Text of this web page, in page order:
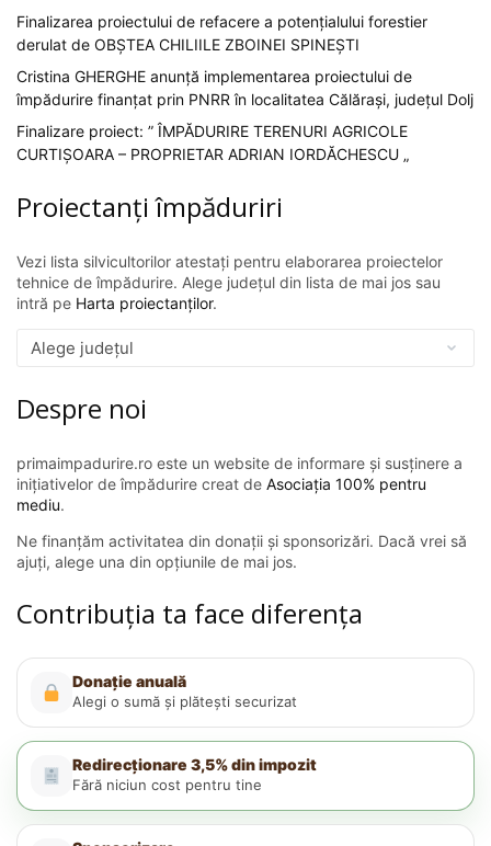
Finalizarea proiectului de refacere a potențialului forestier
derulat de OBȘTEA CHILIILE ZBOINEI SPINEȘTI
Cristina GHERGHE anunță implementarea proiectului de
împădurire finanțat prin PNRR în localitatea Călărași, județul Dolj
Finalizare proiect: ” ÎMPĂDURIRE TERENURI AGRICOLE
CURTIȘOARA – PROPRIETAR ADRIAN IORDĂCHESCU „
Proiectanți împăduriri
Vezi lista silvicultorilor atestați pentru elaborarea proiectelor
tehnice de împădurire. Alege județul din lista de mai jos sau
intră pe Harta proiectanților.
Despre noi
primaimpadurire.ro este un website de informare și susținere a
inițiativelor de împădurire creat de Asociația 100% pentru
mediu.
Ne finanțăm activitatea din donații și sponsorizări. Dacă vrei să
ajuți, alege una din opțiunile de mai jos.
Contribuția ta face diferența
Donație anuală
Alegi o sumă și plătești securizat
Redirecționare 3,5% din impozit
Fără niciun cost pentru tine